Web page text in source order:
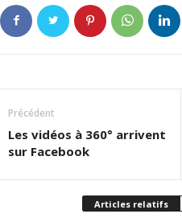
Précédent
Les vidéos à 360° arrivent
sur Facebook
Articles relatifs